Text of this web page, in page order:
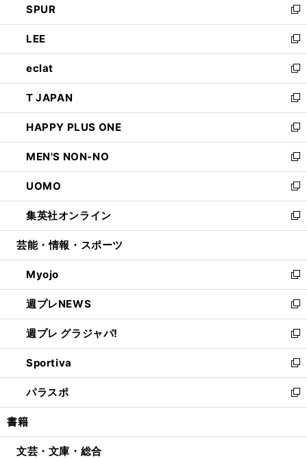
で
開
く
ド
ウ
で
開
く
ィ
ン
ド
ウ
で
開
く
い
ウ
ィ
ン
ド
ウ
で
開
く
SPUR
新
し
い
ウ
ィ
ン
ド
ウ
で
開
く
LEE
新
し
い
ウ
ィ
ン
ド
ウ
で
開
く
eclat
新
し
い
ウ
ィ
ン
ド
ウ
で
開
く
T JAPAN
新
し
い
ウ
ィ
ン
ド
ウ
で
開
HAPPY PLUS ONE
新
し
い
ウ
ィ
ン
ド
ウ
開
く
MEN'S NON-NO
新
し
い
ウ
ィ
ン
ウ
で
開
く
UOMO
新
し
い
ウ
ン
ド
ウ
で
開
く
集英社オンライン
新
し
ウ
ィ
ン
ド
ウ
で
開
く
芸能・情報・スポーツ
Myojo
新
し
い
ウ
ィ
ン
ド
ウ
で
開
週プレNEWS
新
し
い
ウ
ィ
ン
ド
ウ
開
週プレ グラジャパ!
新
し
い
ウ
ィ
ン
ウ
Sportiva
新
し
い
ウ
ン
パラスポ
新
し
ウ
書籍
文芸・文庫・総合